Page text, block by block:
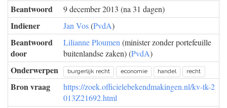
Beantwoord 9 december 2013 (na 31 dagen)
Indiener Jan Vos(PvdA)
Beantwoord
door
Lilianne Ploumen (minister zonder portefeuille
buitenlandse zaken) (PvdA)
Onderwerpen burgerlijk recht economie handel recht
Bron vraag
https://zoek.officielebekendmakingen.nl/kv-tk-2
013Z21692.html